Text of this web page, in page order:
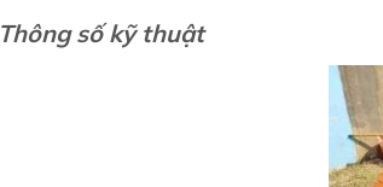
Thông số kỹ thuật